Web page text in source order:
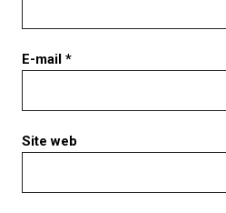
E-mail *
Site web